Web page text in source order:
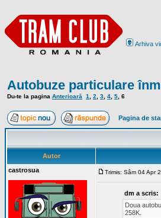
Arhiva
Autobuze particulare
Du-te la pagina Anterioară 1 2 3 4 5 6
Pagina de
Autor
castrosua
Trimis: Sâm 04 Apr
dm a scris:
Doua
258K.